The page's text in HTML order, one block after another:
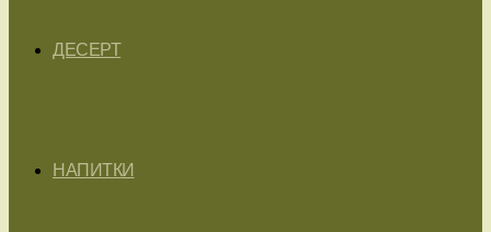
ДЕСЕРТ
НАПИТКИ